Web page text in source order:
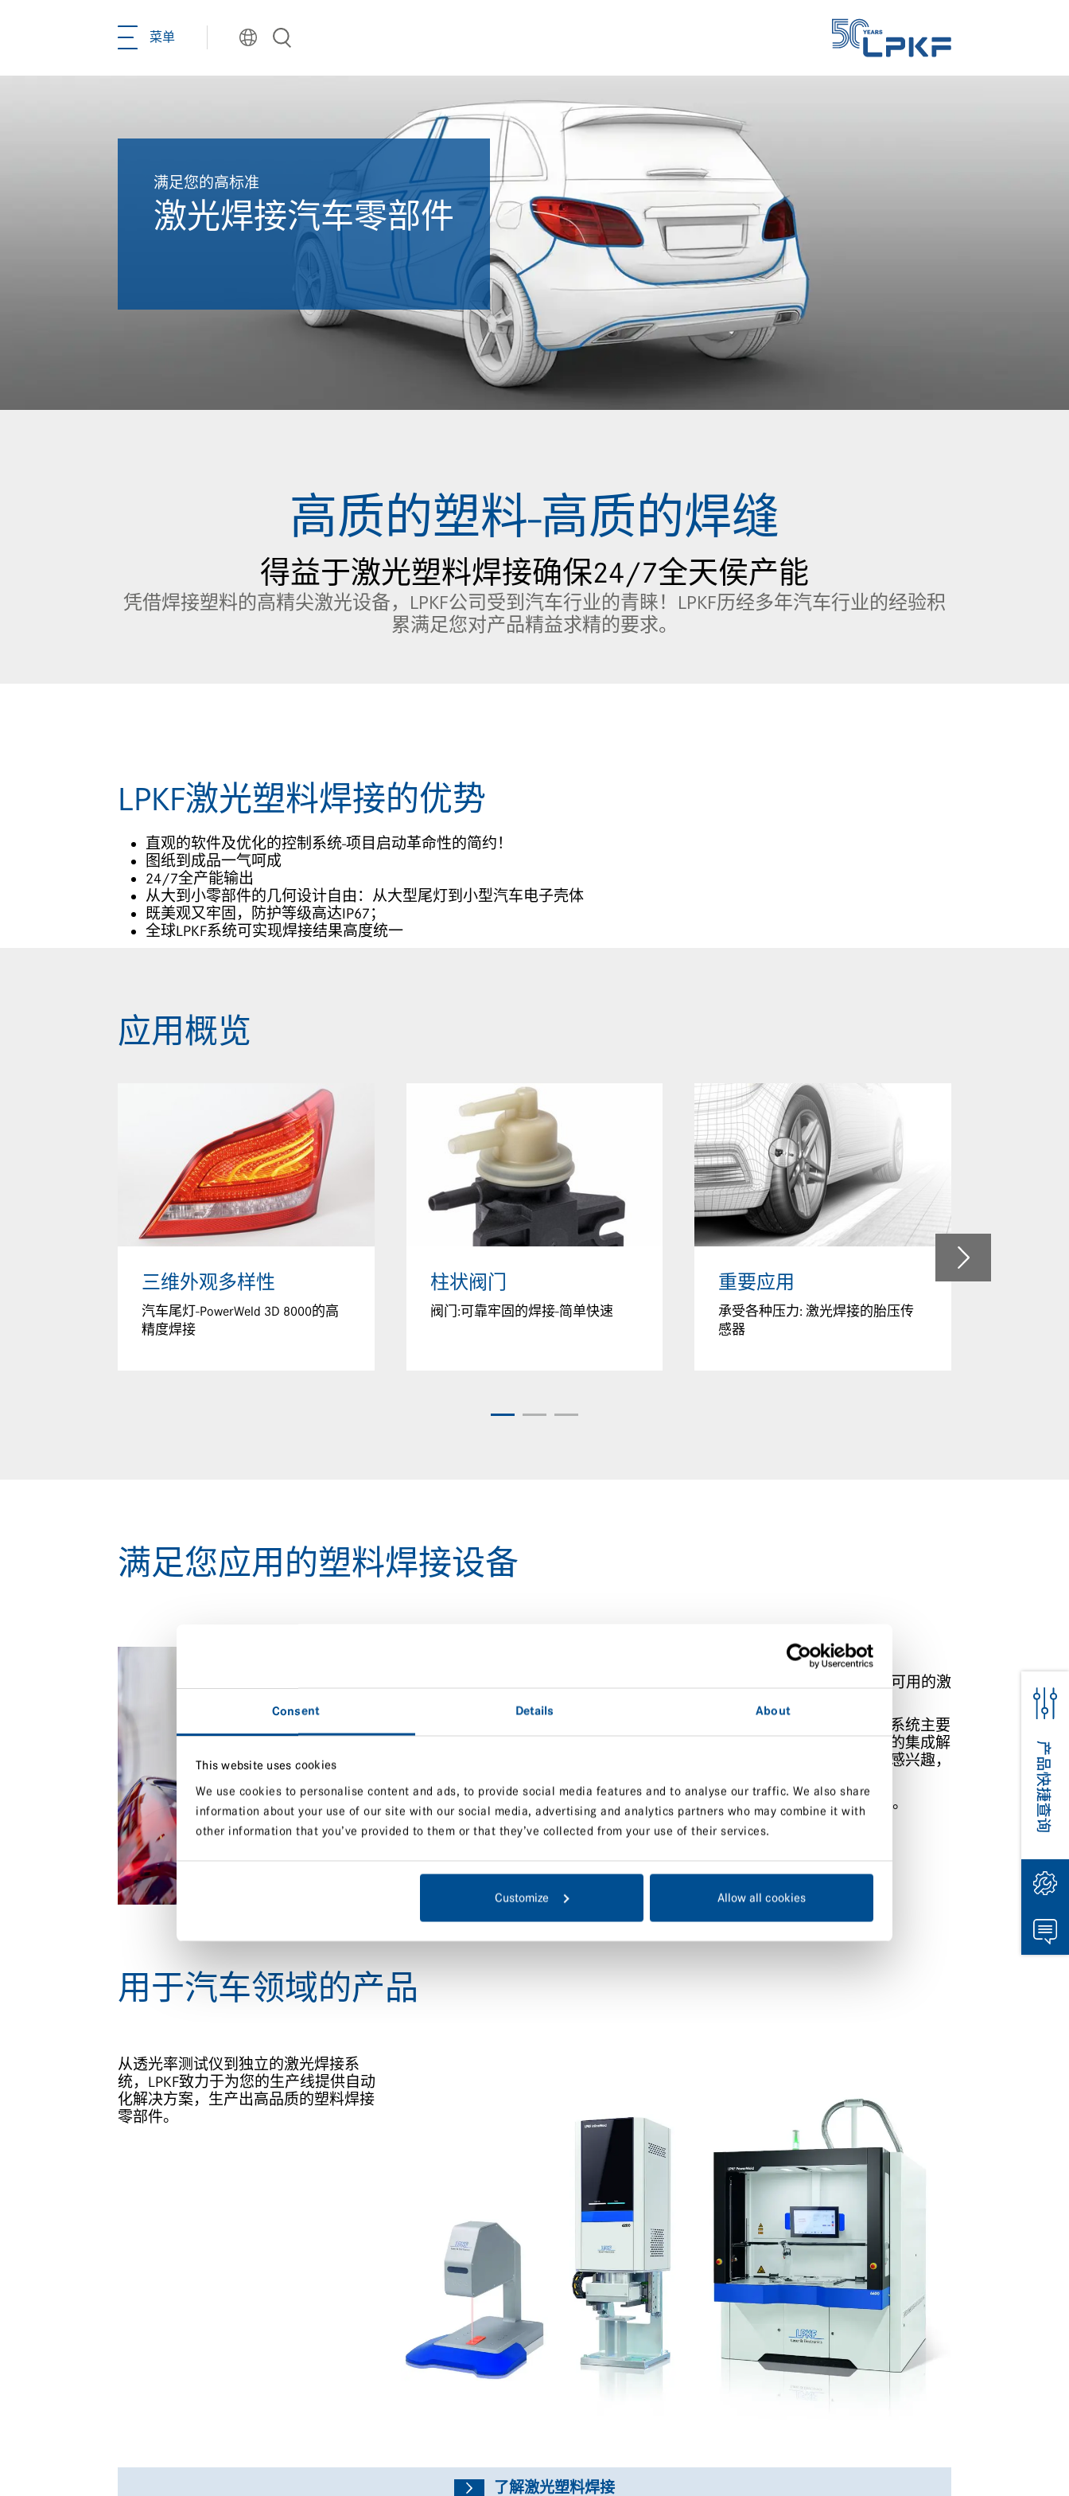
Consent Details About
This website uses cookies
We use cookies to personalise content and ads, to provide social media features and to analyse our traffic. We also share
information about your use of our site with our social media, advertising and analytics partners who may combine it with
other information that you’ve provided to them or that they’ve collected from your use of their services.
Customize Allow all cookies
navigation
菜单
选择语言
CN | 中文
DE | Deutsch
EN | English
KR | 한국어²
JP | 日本語
LPKF分销商
LPKF China
LPKF Korea
LPKF North America
满足您的高标准
激光焊接汽车零部件
高质的塑料-高质的焊缝
得益于激光塑料焊接确保24/7全天侯产能
凭借焊接塑料的高精尖激光设备，LPKF公司受到汽车行业的青睐！LPKF历经多年汽车行业的经验积
累满足您对产品精益求精的要求。
LPKF激光塑料焊接的优势
直观的软件及优化的控制系统-项目启动革命性的简约！
图纸到成品一气呵成
24/7全产能输出
从大到小零部件的几何设计自由：从大型尾灯到小型汽车电子壳体
既美观又牢固，防护等级高达IP67；
全球LPKF系统可实现焊接结果高度统一
应用概览
三维外观多样性
汽车尾灯-PowerWeld 3D 8000的高
精度焊接
柱状阀门
阀门:可靠牢固的焊接-简单快速
重要应用
承受各种压力: 激光焊接的胎压传
感器
满足您应用的塑料焊接设备
无论客户的需求如何，LPKF低维护、高可靠性、随需可用的激
您的生产环境是我们考虑的重要因素。独立激光焊接系统主要
应用于手动控制生产。我们也将为您提供自动化生产的集成解
决方案。除此之外，如果您对自动化装配解决方案更感兴趣，
点击这里查看概览——或者直接点击右侧的产品搜索栏。
用于汽车领域的产品
从透光率测试仪到独立的激光焊接系
统，LPKF致力于为您的生产线提供自动
化解决方案，生产出高品质的塑料焊接
零部件。
了解激光塑料焊接